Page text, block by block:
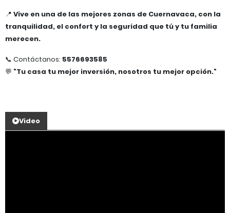
📍 Vive en una de las mejores zonas de Cuernavaca, con la
tranquilidad, el confort y la seguridad que tú y tu familia
merecen.
📞 Contáctanos: 5576693585
💬 "Tu casa tu mejor inversión, nosotros tu mejor opción."
Video